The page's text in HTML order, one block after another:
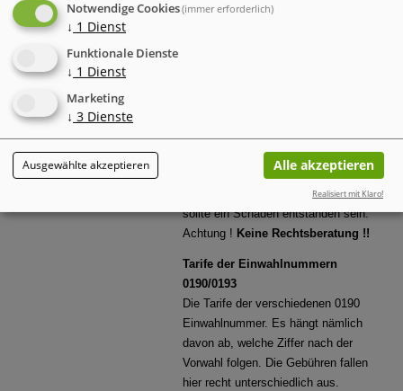
Was tun, wenn ich mich geschädigt
Einige Tipps zu Verhaltensweisen,
sollte ein Schaden entstanden sein.
Achtung ! Keine Rechtsberatung !!
Tarife der Einwahlnummern
0190/0193
Die Tarife der verschiedenen 0190
Einwahlnummer. Es hängt nämlich
davon ab, welche Ziffer nach der
Vorwahl folgen. Die Gebühren fallen
hier recht unterschiedlich aus.
Notwendige Cookies(immer erforderlich)
↓ 1 Dienst
Funktionale Dienste
↓ 1 Dienst
Marketing
↓ 3 Dienste
Ausgewählte akzeptieren Alle akzeptieren
Realisiert mit Klaro!